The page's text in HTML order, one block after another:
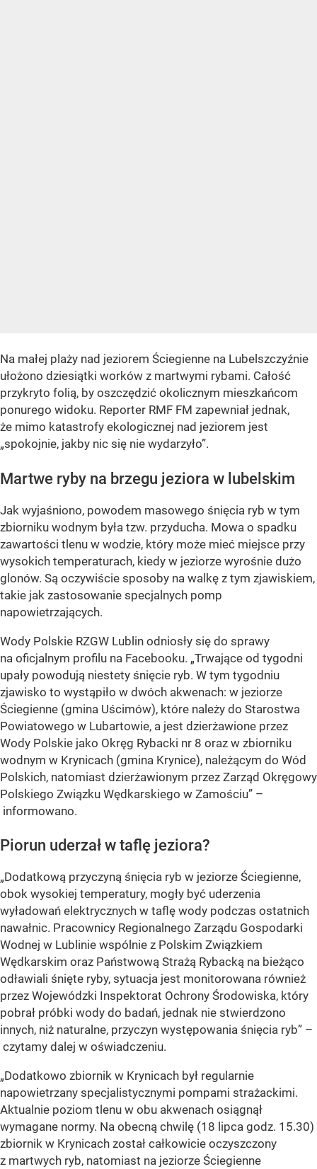
Na małej plaży nad jeziorem Ściegienne na Lubelszczyźnie
ułożono dziesiątki worków z martwymi rybami. Całość
przykryto folią, by oszczędzić okolicznym mieszkańcom
ponurego widoku. Reporter RMF FM zapewniał jednak,
że mimo katastrofy ekologicznej nad jeziorem jest
„spokojnie, jakby nic się nie wydarzyło”.
Martwe ryby na brzegu jeziora w lubelskim
Jak wyjaśniono, powodem masowego śnięcia ryb w tym
zbiorniku wodnym była tzw. przyducha. Mowa o spadku
zawartości tlenu w wodzie, który może mieć miejsce przy
wysokich temperaturach, kiedy w jeziorze wyrośnie dużo
glonów. Są oczywiście sposoby na walkę z tym zjawiskiem,
takie jak zastosowanie specjalnych pomp
napowietrzających.
Wody Polskie RZGW Lublin odniosły się do sprawy
na oficjalnym profilu na Facebooku. „Trwające od tygodni
upały powodują niestety śnięcie ryb. W tym tygodniu
zjawisko to wystąpiło w dwóch akwenach: w jeziorze
Ściegienne (gmina Uścimów), które należy do Starostwa
Powiatowego w Lubartowie, a jest dzierżawione przez
Wody Polskie jako Okręg Rybacki nr 8 oraz w zbiorniku
wodnym w Krynicach (gmina Krynice), należącym do Wód
Polskich, natomiast dzierżawionym przez Zarząd Okręgowy
Polskiego Związku Wędkarskiego w Zamościu” –
informowano.
Piorun uderzał w taflę jeziora?
„Dodatkową przyczyną śnięcia ryb w jeziorze Ściegienne,
obok wysokiej temperatury, mogły być uderzenia
wyładowań elektrycznych w taflę wody podczas ostatnich
nawałnic. Pracownicy Regionalnego Zarządu Gospodarki
Wodnej w Lublinie wspólnie z Polskim Związkiem
Wędkarskim oraz Państwową Strażą Rybacką na bieżąco
odławiali śnięte ryby, sytuacja jest monitorowana również
przez Wojewódzki Inspektorat Ochrony Środowiska, który
pobrał próbki wody do badań, jednak nie stwierdzono
innych, niż naturalne, przyczyn występowania śnięcia ryb” –
czytamy dalej w oświadczeniu.
„Dodatkowo zbiornik w Krynicach był regularnie
napowietrzany specjalistycznymi pompami strażackimi.
Aktualnie poziom tlenu w obu akwenach osiągnął
wymagane normy. Na obecną chwilę (18 lipca godz. 15.30)
zbiornik w Krynicach został całkowicie oczyszczony
z martwych ryb, natomiast na jeziorze Ściegienne